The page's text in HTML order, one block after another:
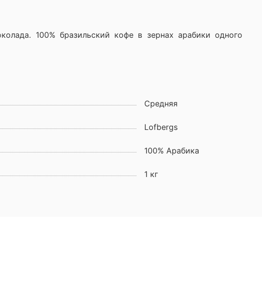
100% бразильский кофе в зернах арабики одного
Средняя
Lofbergs
100% Арабика
1 кг